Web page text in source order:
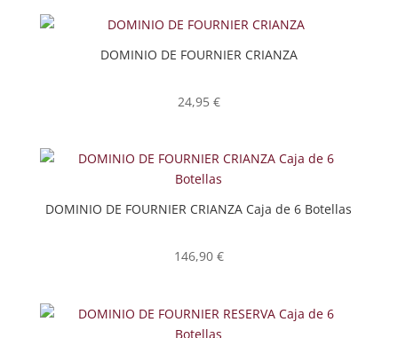
DOMINIO DE FOURNIER CRIANZA
24,95 €
DOMINIO DE FOURNIER CRIANZA Caja de 6 Botellas
146,90 €